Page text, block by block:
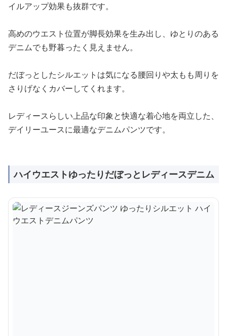
イルアップ効果も抜群です。
高めのウエスト位置が脚長効果を生み出し、ゆとりのある
デニムでも野暮ったく見えません。
だぼっとしたシルエットは気になる腰回りや太もも周りを
さりげなくカバーしてくれます。
レディースらしい上品な印象と快適な着心地を両立した、
デイリーユースに最適なデニムパンツです。
ハイウエストゆったりだぼっとレディースデニム